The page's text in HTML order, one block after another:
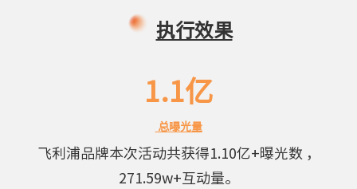
执行效果
1.1亿
总曝光量
飞利浦品牌本次活动共获得1.10亿+曝光数 ，
271.59w+互动量。